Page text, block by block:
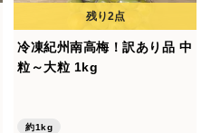
冷凍紀州南高梅！訳あり品 中
粒～大粒 1kg
約1kg